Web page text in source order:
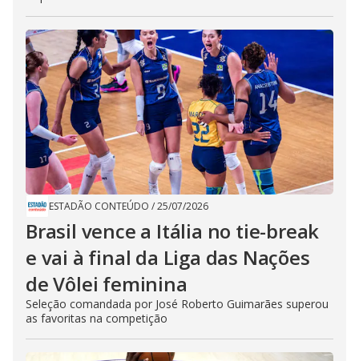
ESTADÃO CONTEÚDO /25/07/2026
Brasil vence a Itália no tie-break
e vai à final da Liga das Nações
de Vôlei feminina
Seleção comandada por José Roberto Guimarães superou
as favoritas na competição